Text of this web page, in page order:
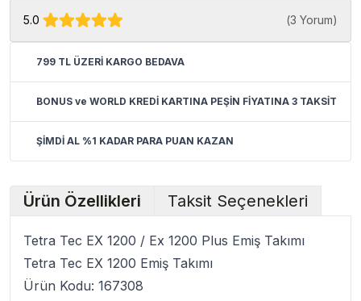
5.0 (3 Yorum)
799 TL ÜZERİ KARGO BEDAVA
BONUS ve WORLD KREDİ KARTINA PEŞİN FİYATINA 3 TAKSİT
ŞİMDİ AL %1 KADAR PARA PUAN KAZAN
Ürün Özellikleri Taksit Seçenekleri
Tetra Tec EX 1200 / Ex 1200 Plus Emiş Takımı
Tetra Tec EX 1200 Emiş Takımı
Ürün Kodu: 167308